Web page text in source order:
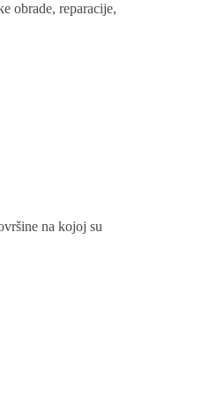
obrade, reparacije,
na kojoj su